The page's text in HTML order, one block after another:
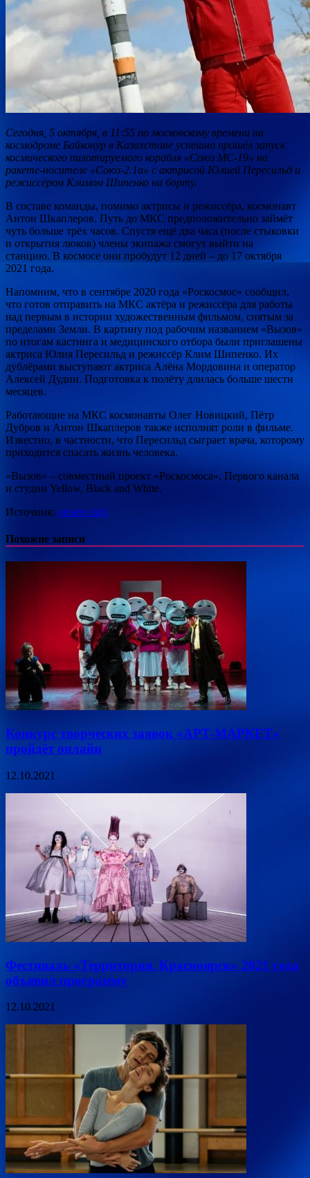
Сегодня, 5 октября, в 11:55 по московскому времени на
космодроме Байконур в Казахстане успешно прошёл запуск
космического пилотируемого корабля «Союз МС-19» на
ракете-носителе «Союз-2.1а» с актрисой Юлией Пересильд и
режиссёром Климом Шипенко на борту.
В составе команды, помимо актрисы и режиссёра, космонавт
Антон Шкаплеров. Путь до МКС предположительно займёт
чуть больше трёх часов. Спустя ещё два часа (после стыковки
и открытия люков) члены экипажа смогут выйти на
станцию. В космосе они пробудут 12 дней – до 17 октября
2021 года.
Напомним, что в сентябре 2020 года «Роскосмос» сообщил,
что готов отправить на МКС актёра и режиссёра для работы
над первым в истории художественным фильмом, снятым за
пределами Земли. В картину под рабочим названием «Вызов»
по итогам кастинга и медицинского отбора были приглашены
актриса Юлия Пересильд и режиссёр Клим Шипенко. Их
дублёрами выступают актриса Алёна Мордовина и оператор
Алексей Дудин. Подготовка к полёту длилась больше шести
месяцев.
Работающие на МКС космонавты Олег Новицкий, Пётр
Дубров и Антон Шкаплеров также исполнят роли в фильме.
Известно, в частности, что Пересильд сыграет врача, которому
приходится спасать жизнь человека.
«Вызов» – совместный проект «Роскосмоса», Первого канала
и студии Yellow, Black and White.
Источник: oteatre.info
Похожие записи
Конкурс творческих заявок «АРТ-МАРКЕТ»
пройдёт онлайн
12.10.2021
Фестиваль «Территория. Красноярск» 2021 года
объявил программу
12.10.2021